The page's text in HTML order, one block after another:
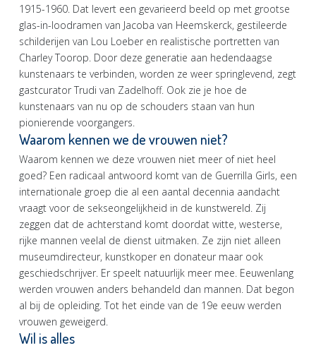
1915-1960. Dat levert een gevarieerd beeld op met grootse
glas-in-loodramen van Jacoba van Heemskerck, gestileerde
schilderijen van Lou Loeber en realistische portretten van
Charley Toorop. Door deze generatie aan hedendaagse
kunstenaars te verbinden, worden ze weer springlevend, zegt
gastcurator Trudi van Zadelhoff. Ook zie je hoe de
kunstenaars van nu op de schouders staan van hun
pionierende voorgangers.
Waarom kennen we de vrouwen niet?
Waarom kennen we deze vrouwen niet meer of niet heel
goed? Een radicaal antwoord komt van de Guerrilla Girls, een
internationale groep die al een aantal decennia aandacht
vraagt voor de sekseongelijkheid in de kunstwereld. Zij
zeggen dat de achterstand komt doordat witte, westerse,
rijke mannen veelal de dienst uitmaken. Ze zijn niet alleen
museumdirecteur, kunstkoper en donateur maar ook
geschiedschrijver. Er speelt natuurlijk meer mee. Eeuwenlang
werden vrouwen anders behandeld dan mannen. Dat begon
al bij de opleiding. Tot het einde van de 19e eeuw werden
vrouwen geweigerd.
Wil is alles